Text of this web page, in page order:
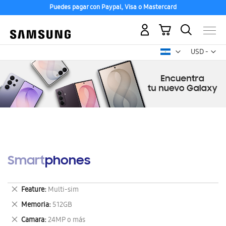
Puedes pagar con Paypal, Visa o Mastercard
USD -
dólar
Mi carrito
Smartphones
Feature Multi-sim
Eliminar
este
artículo
Memoria 512GB
Eliminar
este
Camara 24MP o más
Eliminar